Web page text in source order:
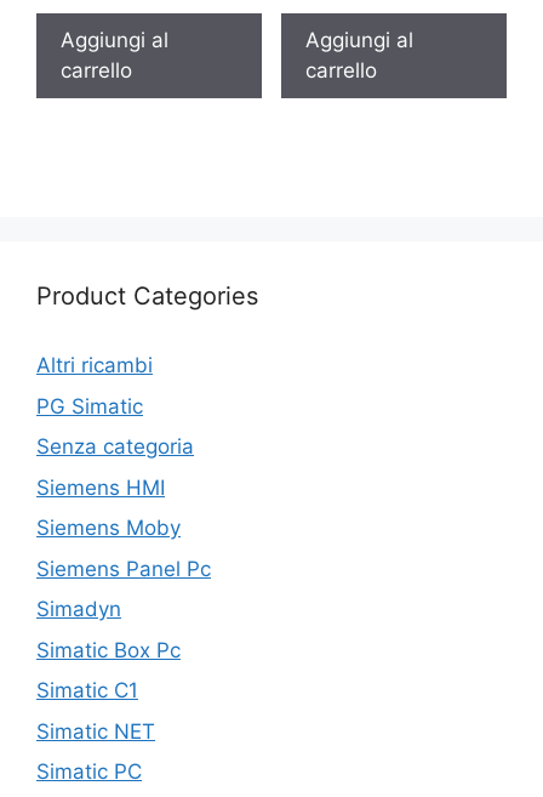
Aggiungi al
carrello
Aggiungi al
carrello
Product Categories
Altri ricambi
PG Simatic
Senza categoria
Siemens HMI
Siemens Moby
Siemens Panel Pc
Simadyn
Simatic Box Pc
Simatic C1
Simatic NET
Simatic PC